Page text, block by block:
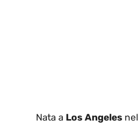
Nata a Los Angeles nel